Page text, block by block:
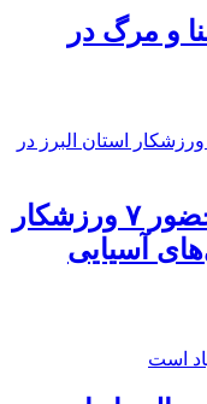
و مرگ در
۲ مدال برنز نتیجه حضور ۷ ورزشکار
آسیایی